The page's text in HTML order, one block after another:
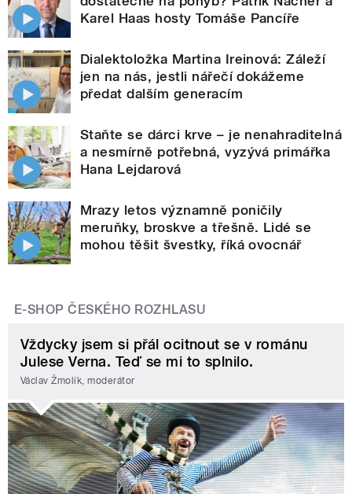
Karel Haas hosty Tomáše Pancíře
Dialektoložka Martina Ireinová: Záleží
jen na nás, jestli nářečí dokážeme
předat dalším generacím
Staňte se dárci krve – je nenahraditelná
a nesmírně potřebná, vyzývá primářka
Hana Lejdarová
Mrazy letos významně poničily
meruňky, broskve a třešně. Lidé se
mohou těšit švestky, říká ovocnář
E-SHOP ČESKÉHO ROZHLASU
Vždycky jsem si přál ocitnout se v románu
Julese Verna. Teď se mi to splnilo.
Václav Žmolík, moderátor